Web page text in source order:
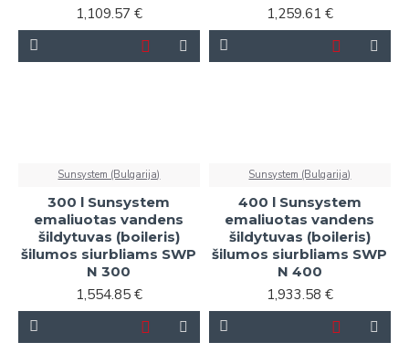
1,109.57 € 1,259.61 €
Sunsystem (Bulgarija)
300 l Sunsystem
emaliuotas vandens
šildytuvas (boileris)
šilumos siurbliams SWP
N 300
1,554.85 €
Sunsystem (Bulgarija)
400 l Sunsystem
emaliuotas vandens
šildytuvas (boileris)
šilumos siurbliams SWP
N 400
1,933.58 €